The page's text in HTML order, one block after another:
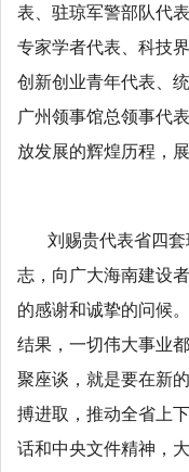
表、驻琼军警部队代
专家学者代表、科技
创新创业青年代表、
广州领事馆总领事代
放发展的辉煌历程，
刘赐贵代表省四
志，向广大海南建设
的感谢和诚挚的问候
结果，一切伟大事业
聚座谈，就是要在新
搏进取，推动全省上
话和中央文件精神，